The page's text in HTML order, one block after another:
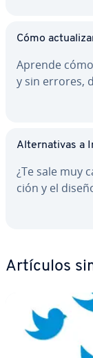
Cómo
Aprende
y sin errores,
Al­te­r­na­ti­vas a
¿Te sale muy
ción y el
Artículos